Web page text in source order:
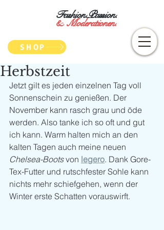
Fashion.Passion.
&Moderationen.
SHOP
Herbstzeit
Jetzt gilt es jeden einzelnen Tag voll
Sonnenschein zu genießen. Der
November kann rasch grau und öde
werden. Also tanke ich so oft und gut
ich kann. Warm halten mich an den
kalten Tagen auch meine neuen
Chelsea-Boots von legero. Dank Gore-
Tex-Futter und rutschfester Sohle kann
nichts mehr schiefgehen, wenn der
Winter erste Schatten vorauswirft.